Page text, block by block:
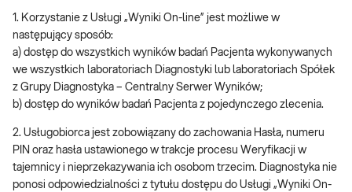
1. Korzystanie z Usługi „Wyniki On-line” jest możliwe w
następujący sposób:
a) dostęp do wszystkich wyników badań Pacjenta wykonywanych
we wszystkich laboratoriach Diagnostyki lub laboratoriach Spółek
z Grupy Diagnostyka – Centralny Serwer Wyników;
b) dostęp do wyników badań Pacjenta z pojedynczego zlecenia.
2. Usługobiorca jest zobowiązany do zachowania Hasła, numeru
PIN oraz hasła ustawionego w trakcje procesu Weryfikacji w
tajemnicy i nieprzekazywania ich osobom trzecim. Diagnostyka nie
ponosi odpowiedzialności z tytułu dostępu do Usługi „Wyniki On-